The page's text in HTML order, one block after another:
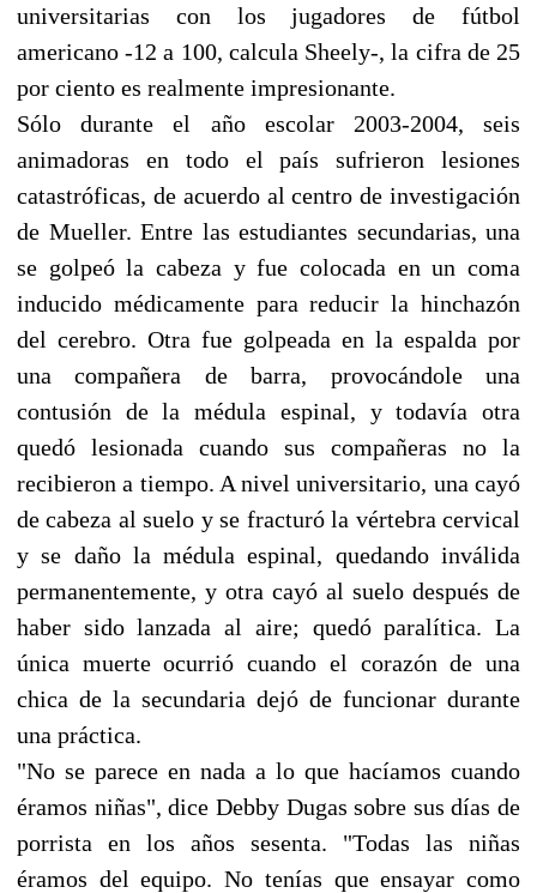
universitarias con los jugadores de fútbol
americano -12 a 100, calcula Sheely-, la cifra de 25
por ciento es realmente impresionante.
Sólo durante el año escolar 2003-2004, seis
animadoras en todo el país sufrieron lesiones
catastróficas, de acuerdo al centro de investigación
de Mueller. Entre las estudiantes secundarias, una
se golpeó la cabeza y fue colocada en un coma
inducido médicamente para reducir la hinchazón
del cerebro. Otra fue golpeada en la espalda por
una compañera de barra, provocándole una
contusión de la médula espinal, y todavía otra
quedó lesionada cuando sus compañeras no la
recibieron a tiempo. A nivel universitario, una cayó
de cabeza al suelo y se fracturó la vértebra cervical
y se daño la médula espinal, quedando inválida
permanentemente, y otra cayó al suelo después de
haber sido lanzada al aire; quedó paralítica. La
única muerte ocurrió cuando el corazón de una
chica de la secundaria dejó de funcionar durante
una práctica.
"No se parece en nada a lo que hacíamos cuando
éramos niñas", dice Debby Dugas sobre sus días de
porrista en los años sesenta. "Todas las niñas
éramos del equipo. No tenías que ensayar como